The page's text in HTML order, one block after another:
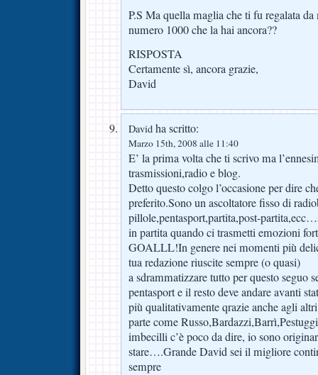
P.S Ma quella maglia che ti fu regalata
numero 1000 che la hai ancora??
RISPOSTA
Certamente sì, ancora grazie,
David
David ha scritto:
Marzo 15th, 2008 alle 11:40
E’ la prima volta che ti scrivo ma
trasmissioni,radio e blog.
Detto questo colgo l’occasione per dire
preferito.Sono un ascoltatore fisso di
pillole,pentasport,partita,post-
in partita quando ci trasmetti emozioni
GOALLL!In genere nei momenti più
tua redazione riuscite sempre (o quasi)
a sdrammatizzare tutto per questo seguo
pentasport e il resto deve andare avanti
più qualitativamente qrazie anche agli
parte come
imbecilli c’è poco da dire, io sono
stare….Grande David sei il migliore
sempre